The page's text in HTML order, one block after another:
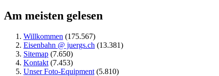
Am meisten gelesen
Willkommen (175.567)
Eisenbahn @ juergs.ch (13.381)
Sitemap (7.650)
Kontakt (7.453)
Unser Foto-Equipment (5.810)